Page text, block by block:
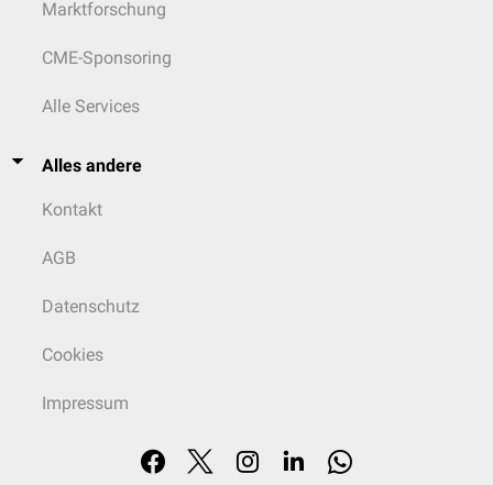
Marktforschung
CME-Sponsoring
Alle Services
Alles andere
Kontakt
AGB
Datenschutz
Cookies
Impressum